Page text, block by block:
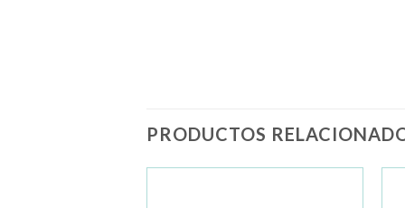
PRODUCTOS